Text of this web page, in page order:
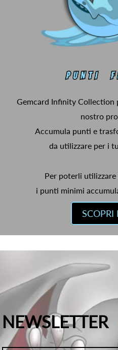
Gemcard Infinity Collection
nostro
Accumula punti e
da utilizzare per i
Per poterli
i punti minimi
SCOPRI
NEWSLETTER